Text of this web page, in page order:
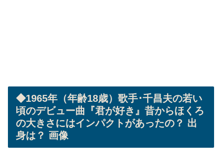
◆1965年（年齢18歳）歌手･千昌夫の若い
頃のデビュー曲『君が好き』昔からほくろ
の大きさにはインパクトがあったの？ 出
身は？ 画像